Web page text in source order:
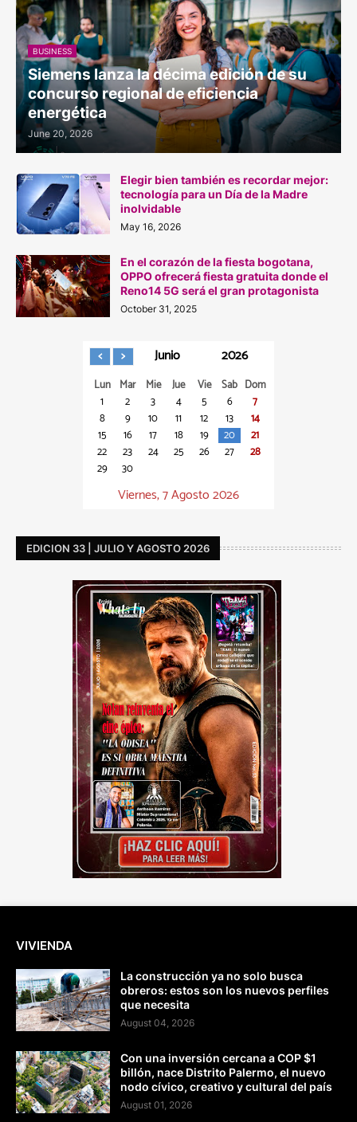
BUSINESS
Siemens lanza la décima edición de su
concurso regional de eficiencia
energética
June 20, 2026
Elegir bien también es recordar mejor:
tecnología para un Día de la Madre
inolvidable
May 16, 2026
En el corazón de la fiesta bogotana,
OPPO ofrecerá fiesta gratuita donde el
Reno14 5G será el gran protagonista
October 31, 2025
Junio 2026
Lun Mar Mie Jue Vie Sab Dom
1
2 3 4 5 6
7
8
9 10 11 12 13
14
15
16 17 18 19 20
21
22
23 24 25 26 27
28
29
30
Viernes, 7 Agosto 2026
EDICION 33 | JULIO Y AGOSTO 2026
VIVIENDA
La construcción ya no solo busca
obreros: estos son los nuevos perfiles
que necesita
August 04, 2026
Con una inversión cercana a COP $1
billón, nace Distrito Palermo, el nuevo
nodo cívico, creativo y cultural del país
August 01, 2026